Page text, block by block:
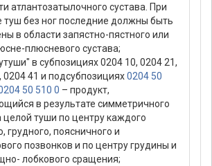
атлантозатылочного сустава. При
туш без ног последние должны быть
в области запястно-пястного или
плюсневого сустава;
в субпозициях 0204 10, 0204 21,
0204 41 и подсубпозициях0204 50
50 510 0 – продукт,
в результате симметричного
целой туши по центру каждого
грудного, поясничного и
позвонков и по центру грудины и
лобкового сращения;